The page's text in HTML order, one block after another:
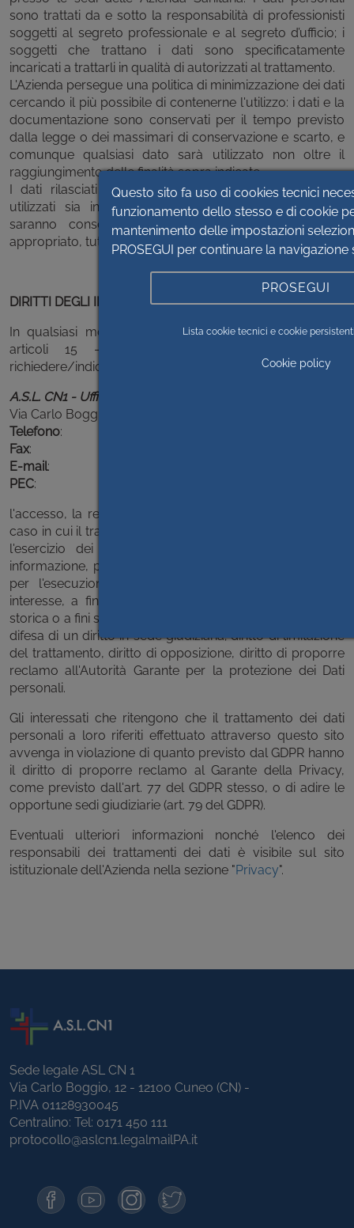
sono trattati da e sotto la responsabilità di professionisti
soggetti al segreto professionale e al segreto d’ufficio; i
soggetti che trattano i dati sono specificatamente
incaricati a trattarli in qualità di autorizzati al trattamento.
L'Azienda persegue una politica di minimizzazione dei dati
cercando il più possibile di contenerne l'utilizzo: i dati e la
documentazione sono conservati per il tempo previsto
dalla legge o dei massimari di conservazione e scarto, e
comunque qualsiasi dato sarà utilizzato non oltre il
raggiungimento delle finalità sopra indicate.
I dati rilasciati dall'utente all'Azienda potranno essere
utilizzati sia in modo manuale che informatizzato e
saranno conservati in luogo idoneo ed in modo
appropriato, tutelandone la riservatezza.
DIRITTI DEGLI INTERESSATI
In qualsiasi momento, in forza dei diritti previsti dagli
articoli 15 – 21 del GDPR, l'interessato può
richiedere/indicare a:
A.S.L. CN1 - Ufficio Relazioni con il Pubblico (U.R.P.)
Via Carlo Boggio n. 12, 12100 CUNEO
Telefono: 0171.450221
Fax: 0171.1865270
E-mail: urp@aslcn1.it
PEC:
l'accesso, la rettifica, la cancellazione, ad eccezione del
caso in cui il trattamento sia necessario per il titolare, per
l'esercizio dei diritti alla libertà di espressione e di
informazione, per l'adempimento di un obbligo legale o
per l'esecuzione di un compito svolto nel pubblico
interesse, a fini di archiviazione, di ricerca scientifica o
storica o a fini statistici, per l'accertamento, l'esercizio o la
difesa di un diritto in sede giudiziaria; diritto di limitazione
del trattamento, diritto di opposizione, diritto di proporre
reclamo all'Autorità Garante per la protezione dei Dati
personali.
Gli interessati che ritengono che il trattamento dei dati
personali a loro riferiti effettuato attraverso questo sito
avvenga in violazione di quanto previsto dal GDPR hanno
il diritto di proporre reclamo al Garante della Privacy,
come previsto dall'art. 77 del GDPR stesso, o di adire le
opportune sedi giudiziarie (art. 79 del GDPR).
Eventuali ulteriori informazioni nonché l'elenco dei
responsabili dei trattamenti dei dati è visibile sul sito
istituzionale dell'Azienda nella sezione "Privacy".
Sede legale ASL CN 1
Via Carlo Boggio, 12 - 12100 Cuneo (CN) -
P.IVA 01128930045
Centralino: Tel: 0171 450 111
protocollo@aslcn1.legalmailPA.it
Questo sito fa uso di cookies tecnici
funzionamento dello stesso e di cookie
mantenimento delle impostazioni
PROSEGUI per continuare la
PROSEGUI
Lista cookie tecnici e cookie
Cookie policy